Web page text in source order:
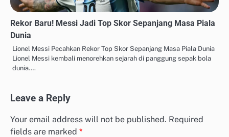
Rekor Baru! Messi Jadi Top Skor Sepanjang Masa Piala
Dunia
Lionel Messi Pecahkan Rekor Top Skor Sepanjang Masa Piala Dunia
Lionel Messi kembali menorehkan sejarah di panggung sepak bola
dunia.…
Leave a Reply
Your email address will not be published. Required
fields are marked *